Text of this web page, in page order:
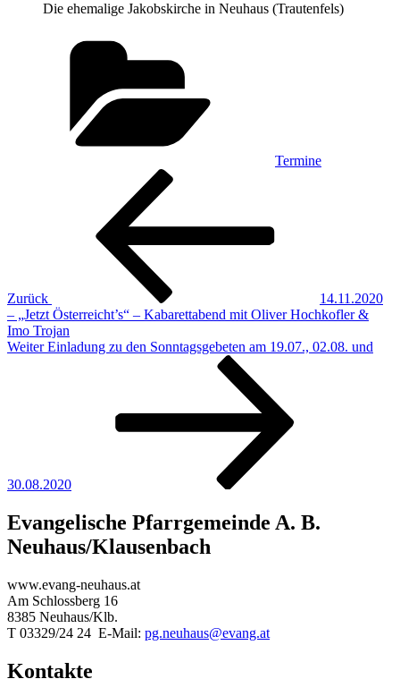
Die ehemalige Jakobskirche in Neuhaus (Trautenfels)
Termine
Beitragsnavigation
Zurück
14.11.2020
– „Jetzt Österreicht’s“ – Kabarettabend mit Oliver Hochkofler &
Imo Trojan
Nächster
Weiter Einladung zu den Sonntagsgebeten am 19.07., 02.08. und
30.08.2020
Evangelische Pfarrgemeinde A. B.
Neuhaus/Klausenbach
www.evang-neuhaus.at
Am Schlossberg 16
8385 Neuhaus/Klb.
T 03329/24 24 E-Mail: pg.neuhaus@evang.at
Kontakte